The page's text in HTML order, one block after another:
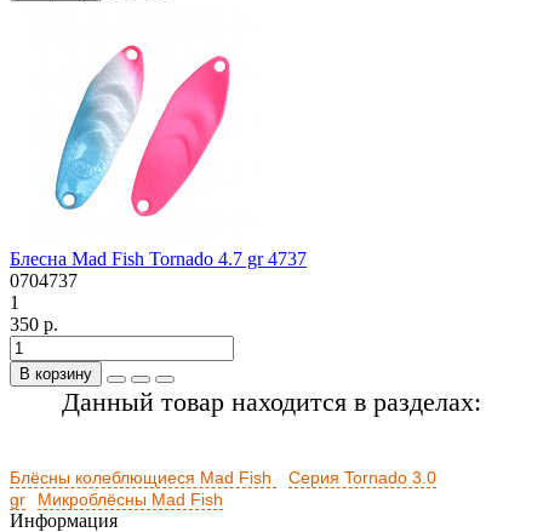
Блесна Mad Fish Tornado 4.7 gr 4737
0704737
1
350 р.
В корзину
Данный товар находится в разделах:
Блёсны колеблющиеся Mad Fish
Серия Tornado 3.0
gr
Микроблёсны Mad Fish
Информация